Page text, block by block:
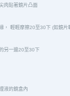
肉貼著鏡片凸面
， 輕輕摩擦20至30下 (如鏡片
另一邊20至30下
液的鏡盒內